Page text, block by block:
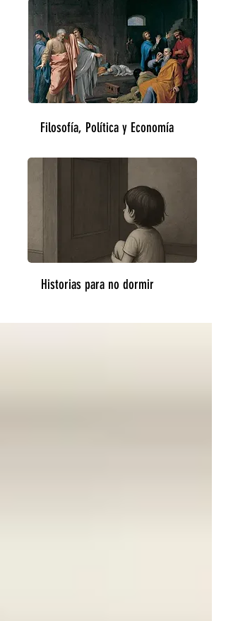
Filosofía, Política y Economía
Historias para no dormir